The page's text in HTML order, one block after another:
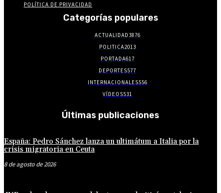
POLÍTICA DE PRIVACIDAD
Categorías populares
ACTUALIDAD3876
POLITICA2013
PORTADA617
DEPORTES577
INTERNACIONALES556
VÍDEOS531
Últimas publicaciones
España: Pedro Sánchez lanza un ultimátum a Italia por la
crisis migratoria en Ceuta
8 de agosto de 2026